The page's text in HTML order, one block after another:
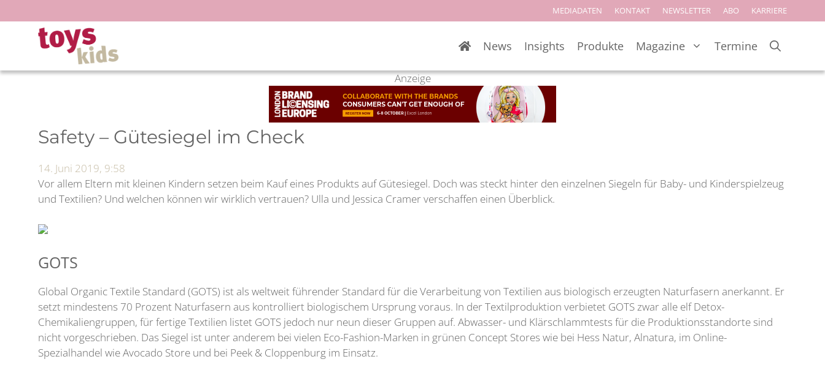
Inhalt
springen
MEDIADATEN KONTAKT NEWSLETTER ABO KARRIERE
News Insights Produkte Magazine Termine
Anzeige
Safety – Gütesiegel im Check
14. Juni 2019, 9:58
Vor allem Eltern mit kleinen Kindern setzen beim Kauf eines Produkts auf Gütesiegel. Doch was steckt hinter den einzelnen Siegeln für Baby- und Kinderspielzeug
und Textilien? Und welchen können wir wirklich vertrauen? Ulla und Jessica Cramer verschaffen einen Überblick.
GOTS
Global Organic Textile Standard (GOTS) ist als weltweit führender Standard für die Verarbeitung von Textilien aus biologisch erzeugten Naturfasern anerkannt. Er
setzt mindestens 70 Prozent Naturfasern aus kontrolliert biologischem Ursprung voraus. In der Textilproduktion verbietet GOTS zwar alle elf Detox-
Chemikaliengruppen, für fertige Textilien listet GOTS jedoch nur neun dieser Gruppen auf. Abwasser- und Klärschlammtests für die Produktionsstandorte sind
nicht vorgeschrieben. Das Siegel ist unter anderem bei vielen Eco-Fashion-Marken in grünen Concept Stores wie bei Hess Natur, Alnatura, im Online-
Spezialhandel wie Avocado Store und bei Peek & Cloppenburg im Einsatz.